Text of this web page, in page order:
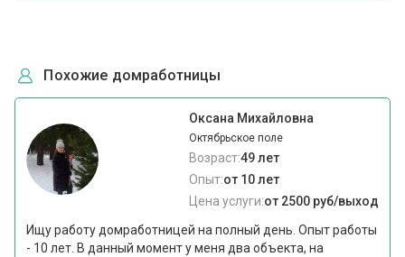
Похожие домработницы
Оксана Михайловна
Октябрьское поле
Возраст:49 лет
Опыт:от 10 лет
Цена услуги:от 2500 руб/выход
Ищу работу домработницей на полный день. Опыт работы
- 10 лет. В данный момент у меня два объекта, на